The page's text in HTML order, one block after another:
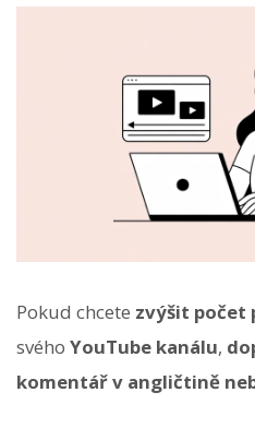
Pokud chcete zvýšit počet
svého YouTube kanálu,
komentář v angličtině